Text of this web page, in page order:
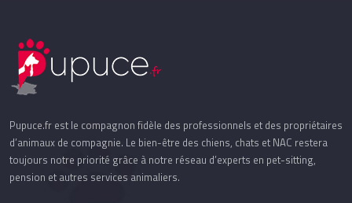
Pupuce.fr est le compagnon fidèle des professionnels et des propriétaires
d’animaux de compagnie. Le bien-être des chiens, chats et NAC restera
toujours notre priorité grâce à notre réseau d’experts en pet-sitting,
pension et autres services animaliers.